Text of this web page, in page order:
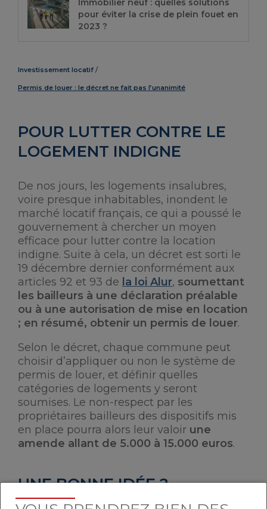
Investissement locatif
Permis de louer : le décret ne fait pas l’unanimité
POUR LUTTER CONTRE LE
LOGEMENT INDIGNE
De nos jours, les logements insalubres,
voire presque inhabitables, inondent le
marché locatif français, ce qui a poussé le
gouvernement à chercher un moyen
efficace pour lutter contre la location
indigne. Suite à cela, un décret est sorti le
19 décembre dernier conformément aux
articles 92 et 93 de la loi Alur, soumettant
les bailleurs à une déclaration préalable
ou à une autorisation de mise en location
; en résumé, obtenir un permis de louer.
Selon le décret, chaque commune peut
choisir d’appliquer ou non le système de
permis de louer, et définir quelles
catégories de logements y seront
soumises. Le non-respect par les
propriétaires bailleurs des dispositifs mis
en place pourra alors leur valoir une
amende allant de 5.000 à 15.000 euros.
UNE BONNE IDÉE ?
Immobilier neuf : quelles solutions
pour éviter la crise de plein fouet en
2023 ?